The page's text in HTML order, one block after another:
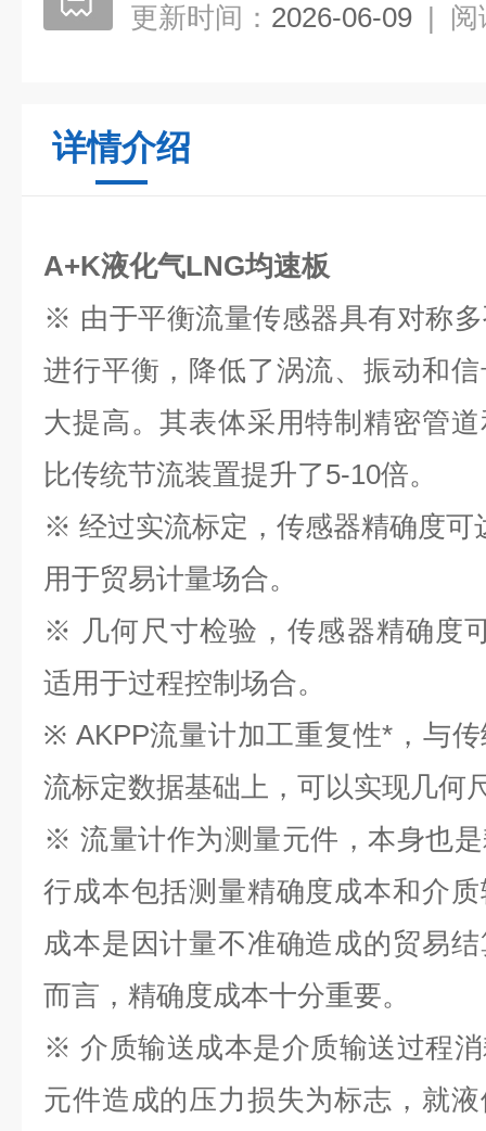
更新时间： 2026-06-09 | 阅
详情介绍
A+K液化气LNG均速板
※ 由于平衡流量传感器具有对称
进行平衡，降低了涡流、振动和
大提高。其表体采用特制精密管
比传统节流装置提升了5-10倍。
※ 经过实流标定，传感器精确度可
用于贸易计量场合。
※ 几何尺寸检验，传感器精确度
适用于过程控制场合。
※ AKPP流量计加工重复性*，与
流标定数据基础上，可以实现几何
※ 流量计作为测量元件，本身也
行成本包括测量精确度成本和介
成本是因计量不准确造成的贸易
而言，精确度成本十分重要。
※ 介质输送成本是介质输送过程
元件造成的压力损失为标志，就